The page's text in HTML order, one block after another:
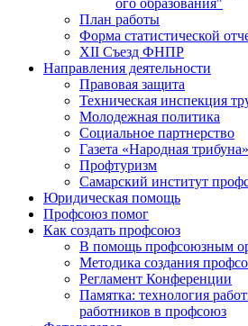
План работы
Форма статистической
XII Съезд ФНПР
Направления деятельности
Правовая защита
Техническая инспекция
Молодежная политика
Социальное партнерство
Газета «Народная трибуна»
Профтуризм
Самарский институт
Юридическая помощь
Профсоюз помог
Как создать профсоюз
В помощь профсоюзным
Методика создания
Регламент Конференции
Памятка: технология
работников в профсоюз